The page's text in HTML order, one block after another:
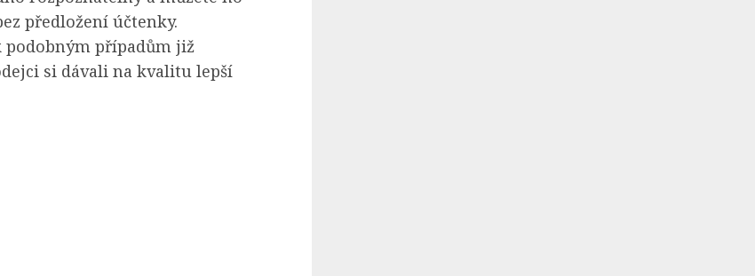
předložení účtenky.
podobným případům již
si dávali na kvalitu lepší